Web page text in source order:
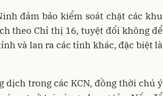
đảm bảo kiểm soát chặt các khu
theo Chỉ thị 16, tuyệt đối không để
và lan ra các tỉnh khác, đặc biệt là
dịch trong các KCN, đồng thời chú ý